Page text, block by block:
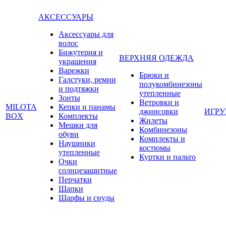
MILOTA
BOX
АКСЕССУАРЫ
Аксессуары для
волос
Бижутерия и
украшения
Варежки
Галстуки, ремни
и подтяжки
Зонты
Кепки и панамы
Комплекты
Мешки для
обуви
Наушники
утепленные
Очки
солнцезащитные
Перчатки
Шапки
Шарфы и снуды
ВЕРХНЯЯ ОДЕЖДА
Брюки и
полукомбинезоны
утепленные
Ветровки и
джинсовки
Жилеты
Комбинезоны
Комплекты и
костюмы
Куртки и пальто